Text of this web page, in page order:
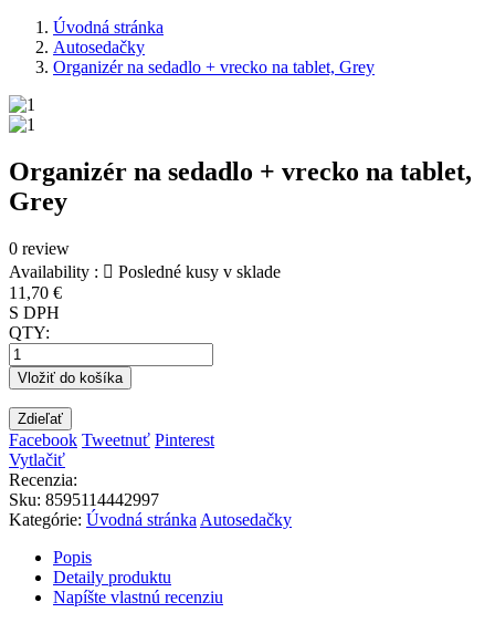
Úvodná stránka
Autosedačky
Organizér na sedadlo + vrecko na tablet, Grey
Organizér na sedadlo + vrecko na tablet,
Grey
0 review
Availability :  Posledné kusy v sklade
11,70 €
S DPH
QTY:
Vložiť do košíka
Zdieľať
Facebook Tweetnuť Pinterest
Vytlačiť
Recenzia:
Sku: 8595114442997
Kategórie: Úvodná stránka Autosedačky
Popis
Detaily produktu
Napíšte vlastnú recenziu